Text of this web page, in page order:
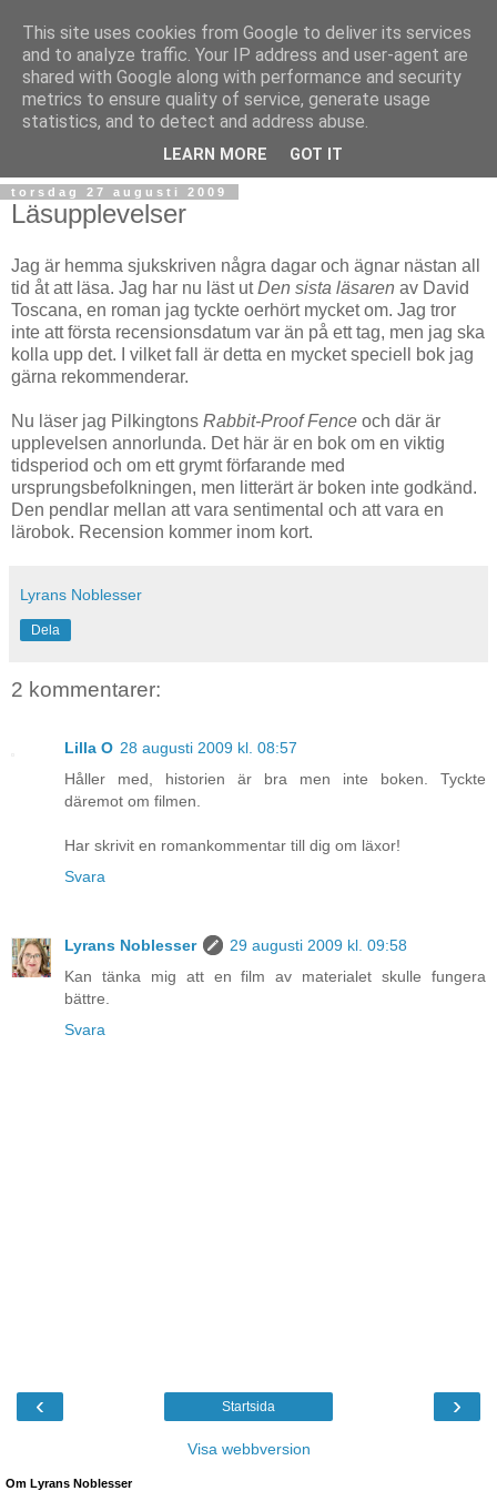
torsdag 27 augusti 2009
Läsupplevelser
Jag är hemma sjukskriven några dagar och ägnar nästan all
tid åt att läsa. Jag har nu läst utDen sista läsaren av David
Toscana, en roman jag tyckte oerhört mycket om. Jag tror
inte att första recensionsdatum var än på ett tag, men jag ska
kolla upp det. I vilket fall är detta en mycket speciell bok jag
gärna rekommenderar.
Nu läser jag Pilkingtons Rabbit-Proof Fence och där är
upplevelsen annorlunda. Det här är en bok om en viktig
tidsperiod och om ett grymt förfarande med
ursprungsbefolkningen, men litterärt är boken inte godkänd.
Den pendlar mellan att vara sentimental och att vara en
lärobok. Recension kommer inom kort.
Lyrans Noblesser
Dela
2 kommentarer:
Lilla O 28 augusti 2009 kl. 08:57
Håller med, historien är bra men inte boken. Tyckte
däremot om filmen.
Har skrivit en romankommentar till dig om läxor!
Svara
Lyrans Noblesser
29 augusti 2009 kl. 09:58
Kan tänka mig att en film av materialet skulle fungera
bättre.
Svara
‹ ›
Startsida
Visa webbversion
Om Lyrans Noblesser
This site uses cookies from Google to deliver its services
and to analyze traffic. Your IP address and user-agent are
shared with Google along with performance and security
metrics to ensure quality of service, generate usage
statistics, and to detect and address abuse.
LEARN MORE GOT IT